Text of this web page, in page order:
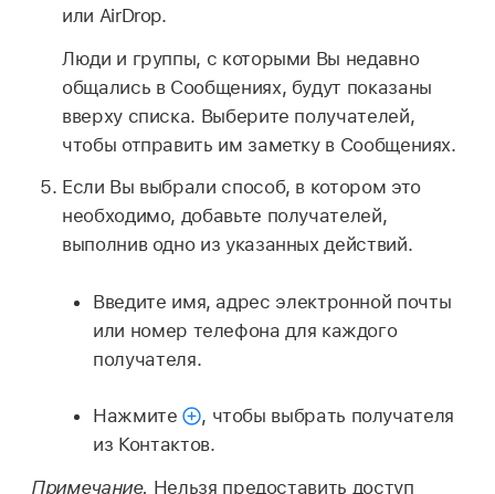
или AirDrop.
Люди и группы, с которыми Вы недавно
общались в Сообщениях, будут показаны
вверху списка. Выберите получателей,
чтобы отправить им заметку в Сообщениях.
Если Вы выбрали способ, в котором это
необходимо, добавьте получателей,
выполнив одно из указанных действий.
Введите имя, адрес электронной почты
или номер телефона для каждого
получателя.
Нажмите , чтобы выбрать получателя
из Контактов.
Примечание. Нельзя предоставить доступ